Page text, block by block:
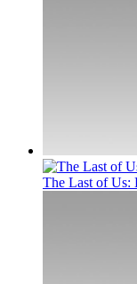
The Last of Us: